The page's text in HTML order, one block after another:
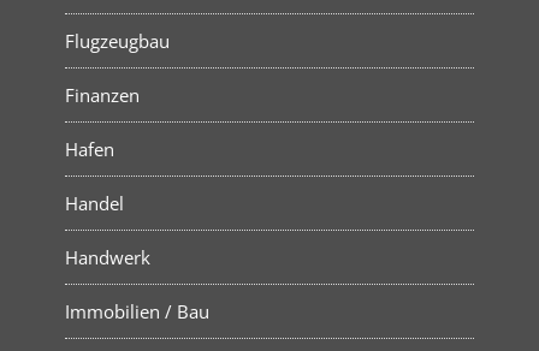
Flugzeugbau
Finanzen
Hafen
Handel
Handwerk
Immobilien / Bau